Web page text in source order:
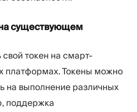
существующем
токен на смарт-
платформах. Токены можно
на выполнение различных
поддержка